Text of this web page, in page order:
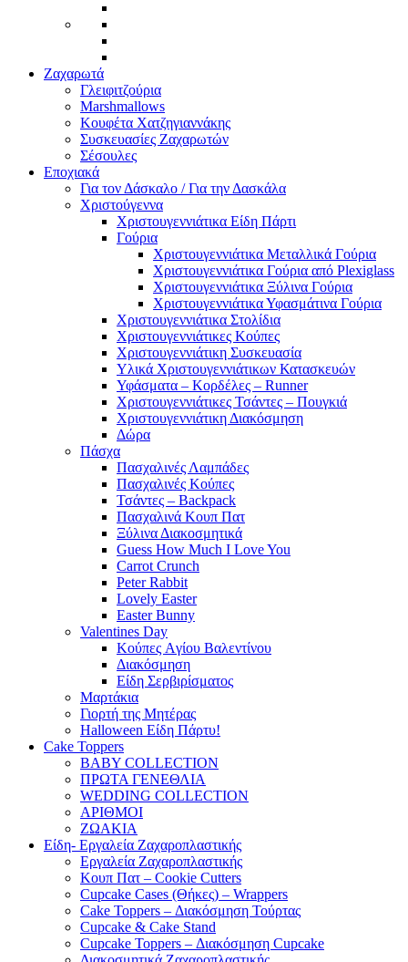
Ζαχαρωτά
Γλειφιτζούρια
Marshmallows
Κουφέτα Χατζηγιαννάκης
Συσκευασίες Ζαχαρωτών
Σέσουλες
Εποχιακά
Για τον Δάσκαλο / Για την Δασκάλα
Χριστούγεννα
Χριστουγεννιάτικα Είδη Πάρτι
Γούρια
Χριστουγεννιάτικα Μεταλλικά Γούρια
Χριστουγεννιάτικα Γούρια από Plexiglass
Χριστουγεννιάτικα Ξύλινα Γούρια
Χριστουγεννιάτικα Υφασμάτινα Γούρια
Χριστουγεννιάτικα Στολίδια
Χριστουγεννιάτικες Κούπες
Χριστουγεννιάτικη Συσκευασία
Υλικά Χριστουγεννιάτικων Κατασκευών
Υφάσματα – Κορδέλες – Runner
Χριστουγεννιάτικες Τσάντες – Πουγκιά
Χριστουγεννιάτικη Διακόσμηση
Δώρα
Πάσχα
Πασχαλινές Λαμπάδες
Πασχαλινές Κούπες
Τσάντες – Backpack
Πασχαλινά Κουπ Πατ
Ξύλινα Διακοσμητικά
Guess How Much I Love You
Carrot Crunch
Peter Rabbit
Lovely Easter
Easter Bunny
Valentines Day
Κούπες Aγίου Βαλεντίνου
Διακόσμηση
Είδη Σερβιρίσματος
Μαρτάκια
Γιορτή της Μητέρας
Halloween Είδη Πάρτυ!
Cake Toppers
BABY COLLECTION
ΠΡΩΤΑ ΓΕΝΕΘΛΙΑ
WEDDING COLLECTION
ΑΡΙΘΜΟΙ
ΖΩΑΚΙΑ
Είδη- Εργαλεία Ζαχαροπλαστικής
Εργαλεία Ζαχαροπλαστικής
Κουπ Πατ – Cookie Cutters
Cupcake Cases (Θήκες) – Wrappers
Cake Toppers – Διακόσμηση Τούρτας
Cupcake & Cake Stand
Cupcake Toppers – Διακόσμηση Cupcake